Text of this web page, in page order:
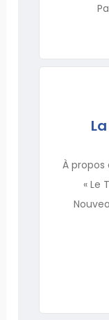
À propos
« Le